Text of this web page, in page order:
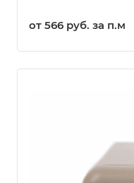
от 566 руб. за п.м